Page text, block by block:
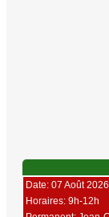
Date: 07 Août 2026
Horaires: 9h-12h